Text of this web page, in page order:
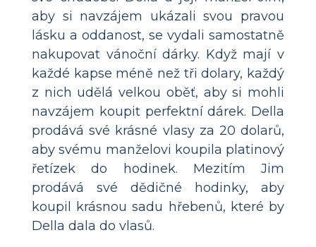
aby si navzájem ukázali svou pravou
lásku a oddanost, se vydali samostatně
nakupovat vánoční dárky. Když mají v
každé kapse méně než tři dolary, každý
z nich udělá velkou oběť, aby si mohli
navzájem koupit perfektní dárek. Della
prodává své krásné vlasy za 20 dolarů,
aby svému manželovi koupila platinový
řetízek do hodinek. Mezitím Jim
prodává své dědičné hodinky, aby
koupil krásnou sadu hřebenů, které by
Della dala do vlasů.